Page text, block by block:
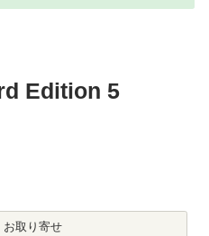
Edition 5
お取り寄せ